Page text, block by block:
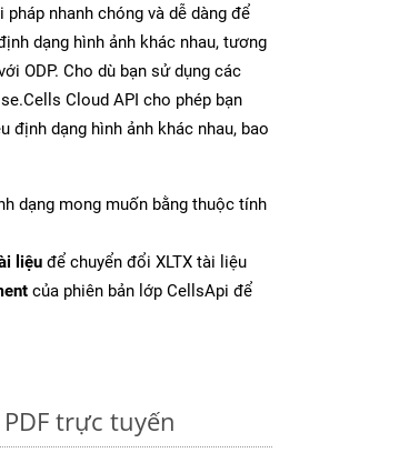
nhanh chóng và dễ dàng để
dạng hình ảnh khác nhau, tương
ODP. Cho dù bạn sử dụng các
Cloud API cho phép bạn
định dạng hình ảnh khác nhau, bao
dạng mong muốn bằng thuộc tính
liệu để chuyển đổi XLTX tài liệu
của phiên bản lớp CellsApi để
trực tuyến